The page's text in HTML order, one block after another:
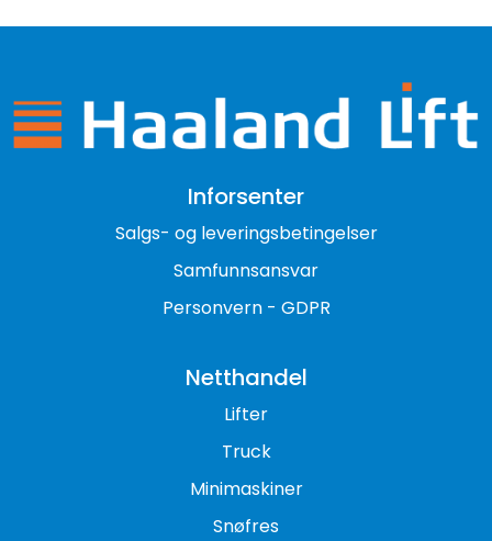
Inforsenter
Salgs- og leveringsbetingelser
Samfunnsansvar
Personvern - GDPR
Netthandel
Lifter
Truck
Minimaskiner
Snøfres